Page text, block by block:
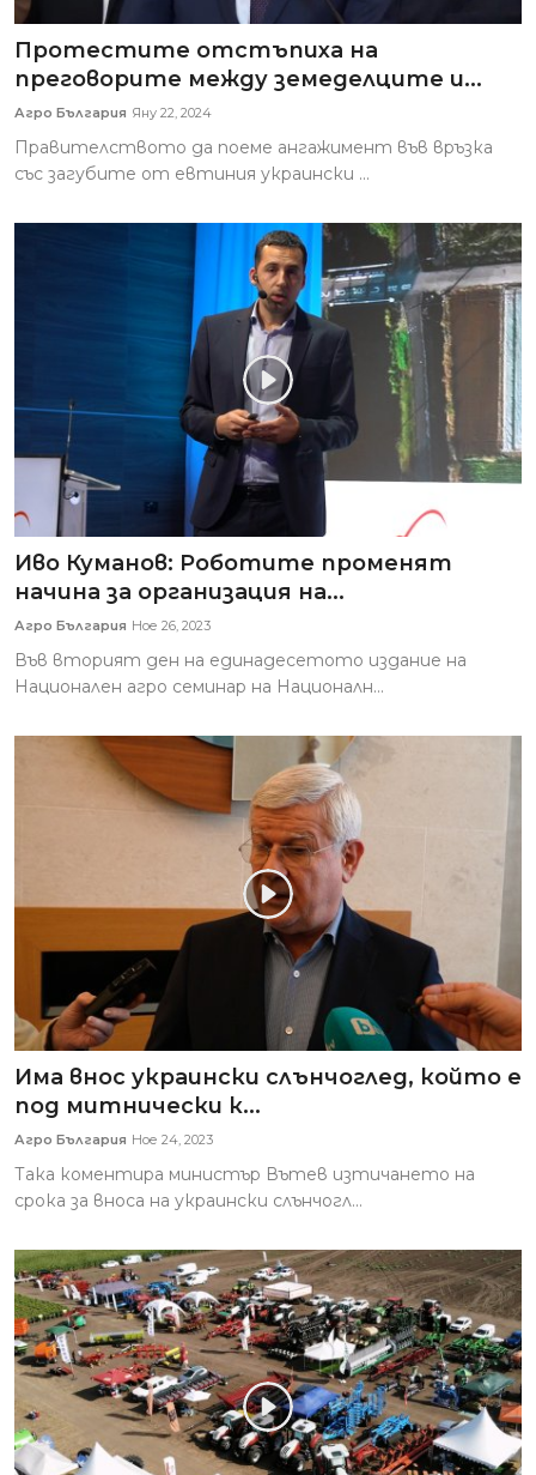
Протестите отстъпиха на
преговорите между земеделците и...
Агро България Яну 22, 2024
Правителството да поеме ангажимент във връзка
със загубите от евтиния украински ...
Иво Куманов: Роботите променят
начина за организация на...
Агро България Ное 26, 2023
Във вторият ден на единадесетото издание на
Национален агро семинар на Националн...
Има внос украински слънчоглед, който е
под митнически к...
Агро България Ное 24, 2023
Така коментира министър Вътев изтичането на
срока за вноса на украински слънчогл...